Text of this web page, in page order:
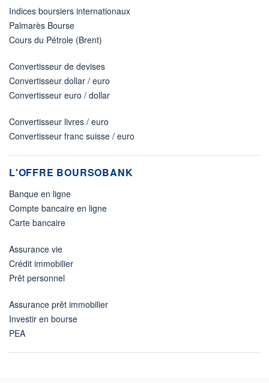
Indices boursiers internationaux
Palmarès Bourse
Cours du Pétrole (Brent)
Convertisseur de devises
Convertisseur dollar / euro
Convertisseur euro / dollar
Convertisseur livres / euro
Convertisseur franc suisse / euro
L'OFFRE BOURSOBANK
Banque en ligne
Compte bancaire en ligne
Carte bancaire
Assurance vie
Crédit immobilier
Prêt personnel
Assurance prêt immobilier
Investir en bourse
PEA